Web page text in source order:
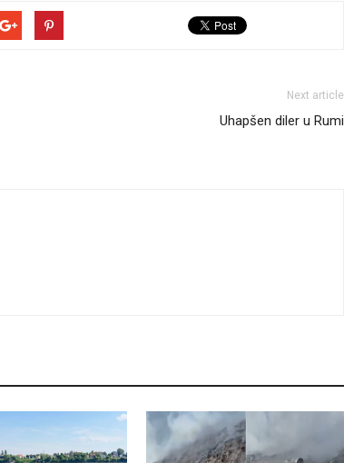
Next article
Uhapšen diler u Rumi